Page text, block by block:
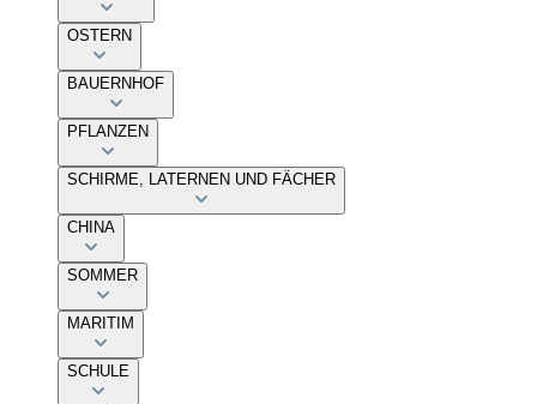
OSTERN
BAUERNHOF
PFLANZEN
SCHIRME, LATERNEN UND FÄCHER
CHINA
SOMMER
MARITIM
SCHULE